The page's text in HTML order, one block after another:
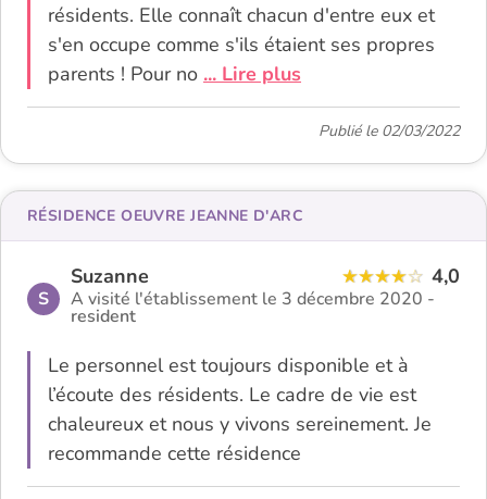
résidents. Elle connaît chacun d'entre eux et
s'en occupe comme s'ils étaient ses propres
parents ! Pour no ... Lire plus
Publié le 02/03/2022
S
Suzanne 4,0
A visité l'établissement le 3 décembre 2020 -
resident
Le personnel est toujours disponible et à
l’écoute des résidents. Le cadre de vie est
chaleureux et nous y vivons sereinement. Je
recommande cette résidence
RÉSIDENCE OEUVRE JEANNE D'ARC